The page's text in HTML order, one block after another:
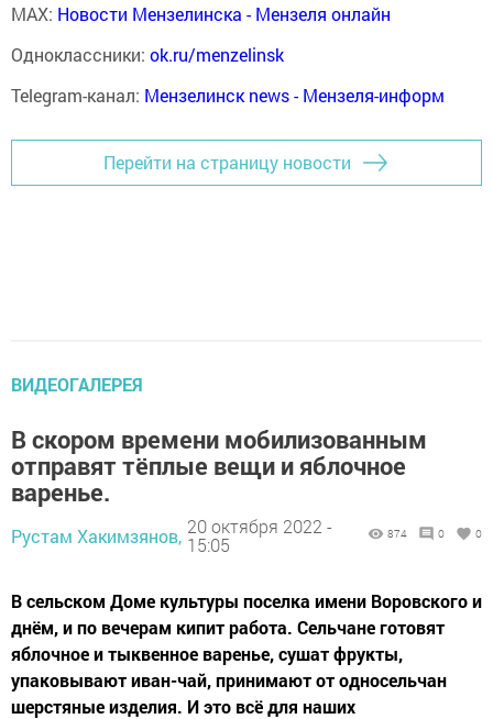
MAX: Новости Мензелинска - Мензеля онлайн
Одноклассники: ok.ru/menzelinsk
Telegram-канал: Мензелинск news - Мензеля-информ
Перейти на страницу новости
ВИДЕОГАЛЕРЕЯ
В скором времени мобилизованным
отправят тёплые вещи и яблочное
варенье.
Рустам Хакимзянов, 20 октября 2022 -
15:05
874 0 0
В сельском Доме культуры поселка имени Воровского и
днём, и по вечерам кипит работа. Сельчане готовят
яблочное и тыквенное варенье, сушат фрукты,
упаковывают иван-чай, принимают от односельчан
шерстяные изделия. И это всё для наших